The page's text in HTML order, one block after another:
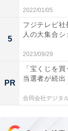
2022/01/05
5
フジテレビ
人の大集合
2023/09/29
PR
「宝くじを
当選者が続出
合同会社デジタ